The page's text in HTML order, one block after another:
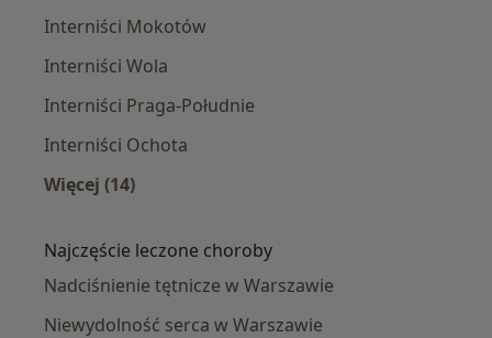
Interniści Mokotów
Interniści Wola
Interniści Praga-Południe
Interniści Ochota
Więcej (14)
Najczęście leczone choroby
Nadciśnienie tętnicze w Warszawie
Niewydolność serca w Warszawie